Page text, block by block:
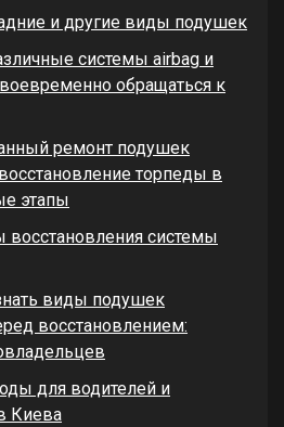
и другие виды подушек
системы airbag и
обращаться к
ремонт подушек
торпеды в
этапы
системы
виды подушек
восстановлением:
для водителей и
Киева